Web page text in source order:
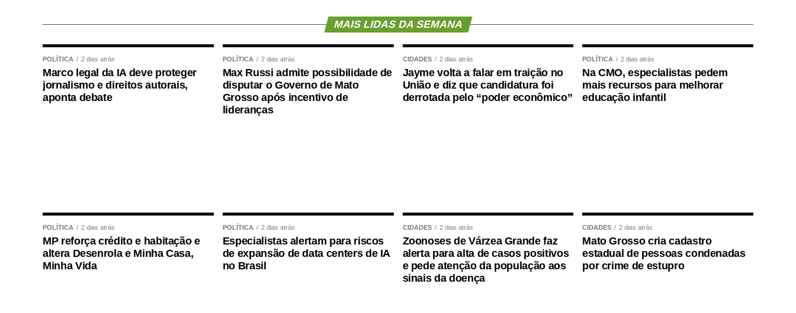
quilos de materiais recolhidos. Com a conclusão dos trabalhos na Avenida André Maggi, a
A secretária de Meio Ambiente e Desenvolvimento Sustentável, Rúbia Naves, destacou a
importância do trabalho conjunto para garantir mais segurança e organização à cidade.
“Essa é uma ação que depende da união de esforços entre todos os envolvidos. A
Prefeitura atua como parceira e fiscalizadora, acompanhando cada etapa do trabalho e
cidade, a operação reduz os riscos provocados pelo acúmulo de fios soltos ou
abandonados, diminuindo as chances de acidentes e assegurando melhores condições
para motoristas, ciclistas e pedestres”, concluiu.
MAIS LIDAS DA SEMANA
POLÍTICA 2 dias atrás
Marco legal da IA deve proteger
jornalismo e direitos autorais,
aponta debate
POLÍTICA 2 dias atrás
Max Russi admite possibilidade de
disputar o Governo de Mato
Grosso após incentivo de
lideranças
CIDADES 2 dias atrás
Jayme volta a falar em traição no
União e diz que candidatura foi
derrotada pelo “poder econômico”
POLÍTICA 2 dias atrás
Na CMO, especialistas pedem
mais recursos para melhorar
educação infantil
POLÍTICA 2 dias atrás
MP reforça crédito e habitação e
altera Desenrola e Minha Casa,
Minha Vida
POLÍTICA 2 dias atrás
Especialistas alertam para riscos
de expansão de data centers de IA
no Brasil
CIDADES 2 dias atrás
Zoonoses de Várzea Grande faz
alerta para alta de casos positivos
e pede atenção da população aos
sinais da doença
CIDADES 2 dias atrás
Mato Grosso cria cadastro
estadual de pessoas condenadas
por crime de estupro